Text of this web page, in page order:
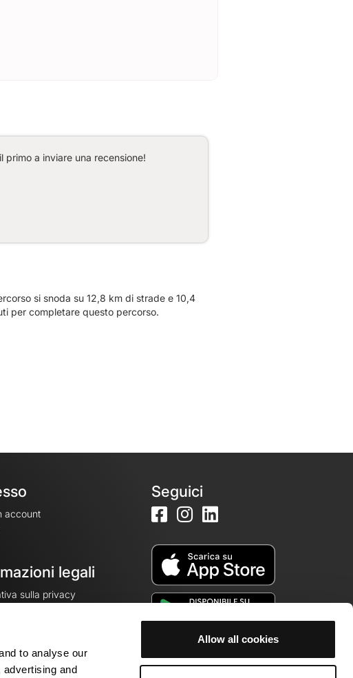
to analyse our
and
Allow all cookies
a inviare una recensione!
si snoda su 12,8 km di strade e 10,4
per completare questo percorso.
account
legali
sulla privacy
dei cookie
Seguici